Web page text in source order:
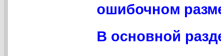
ошибочном
В основной